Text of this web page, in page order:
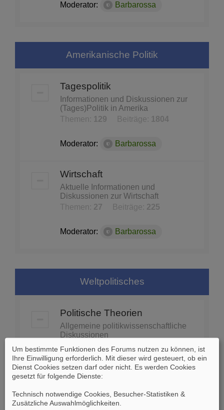
Moderator: Barbarossa
Amerikanische Politik
Tagespolitik
Informationen und Diskussionen zur
(Tages)Politik in Amerika
Themen:
129 Beiträge: 1804
Moderator: Barbarossa
Wirtschaft
Aktuelle Informationen und
Diskussionen zur Wirtschaft
Themen: 27 Beiträge: 225
Moderator: Barbarossa
Weltpolitisches
Politische Theorien
Allgemeine politikwissenschaftliche
Diskussionen
Themen:
74 Beiträge:1453
Moderator: Barbarossa
Globale Politik - Organisationen
Um bestimmte Funktionen des Forums nutzen zu können, ist
Ihre Einwilligung erforderlich. Mit dieser wird gesteuert, ob ein
Dienst Cookies setzen darf oder nicht. Es werden Cookies
gesetzt für folgende Dienste:
Technisch notwendige Cookies, Besucher-Statistiken &
Zusätzliche Auswahlmöglichkeiten